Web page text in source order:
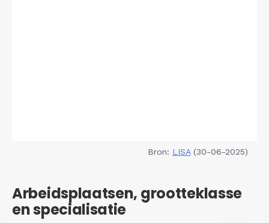
Bron: LISA(30-06-2025)
Arbeidsplaatsen, grootteklasse
en specialisatie